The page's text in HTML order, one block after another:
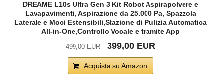
DREAME L10s Ultra Gen 3 Kit Robot Aspirapolvere e
Lavapavimenti, Aspirazione da 25.000 Pa, Spazzola
Laterale e Moci Estensibili,Stazione di Pulizia Automatica
All-in-One,Controllo Vocale e tramite App
499,00 EUR 399,00 EUR
Acquista su Amazon